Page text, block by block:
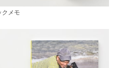
クメモ